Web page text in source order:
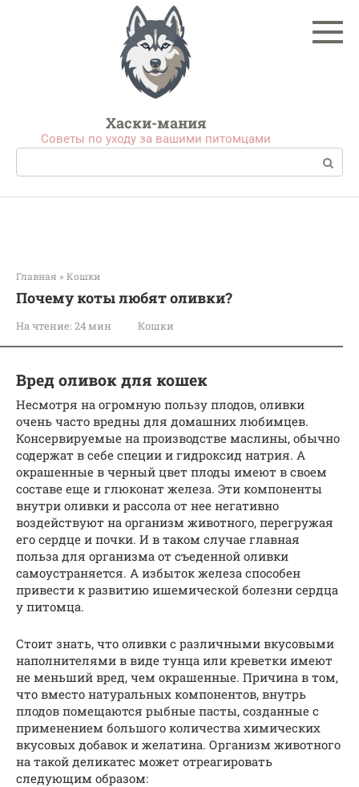
Хаски-мания
Советы по уходу за вашими питомцами
Поиск:
Главная » Кошки
Почему коты любят оливки?
На чтение: 24 мин Кошки
Вред оливок для кошек
Несмотря на огромную пользу плодов, оливки
очень часто вредны для домашних любимцев.
Консервируемые на производстве маслины, обычно
содержат в себе специи и гидроксид натрия. А
окрашенные в черный цвет плоды имеют в своем
составе еще и глюконат железа. Эти компоненты
внутри оливки и рассола от нее негативно
воздействуют на организм животного, перегружая
его сердце и почки. И в таком случае главная
польза для организма от съеденной оливки
самоустраняется. А избыток железа способен
привести к развитию ишемической болезни сердца
у питомца.
Стоит знать, что оливки с различными вкусовыми
наполнителями в виде тунца или креветки имеют
не меньший вред, чем окрашенные. Причина в том,
что вместо натуральных компонентов, внутрь
плодов помещаются рыбные пасты, созданные с
применением большого количества химических
вкусовых добавок и желатина. Организм животного
на такой деликатес может отреагировать
следующим образом: